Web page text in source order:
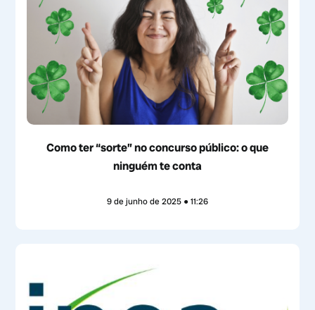
Como ter “sorte” no concurso público: o que
ninguém te conta
9 de junho de 2025 11:26